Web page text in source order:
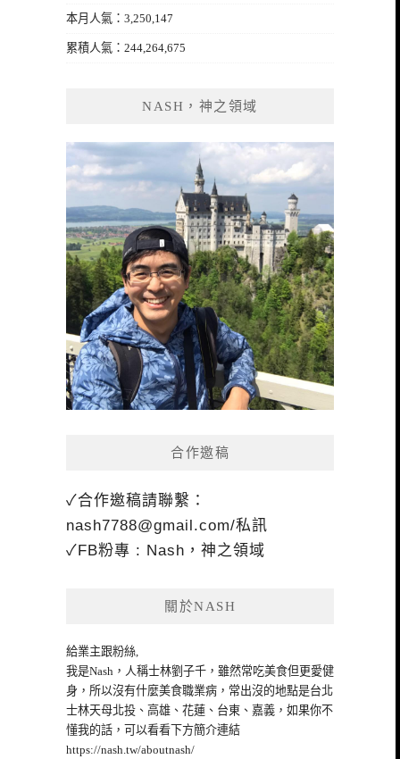
本月人氣：3,250,147
累積人氣：244,264,675
NASH，神之領域
合作邀稿
✓合作邀稿請聯繫：
nash7788@gmail.com/私訊
✓FB粉專 : Nash，神之領域
關於NASH
給業主跟粉絲,
我是Nash，人稱士林劉子千，雖然常吃美食但更愛健
身，所以沒有什麼美食職業病，常出沒的地點是台北
士林天母北投、高雄、花蓮、台東、嘉義，如果你不
懂我的話，可以看看下方簡介連結
https://nash.tw/aboutnash/